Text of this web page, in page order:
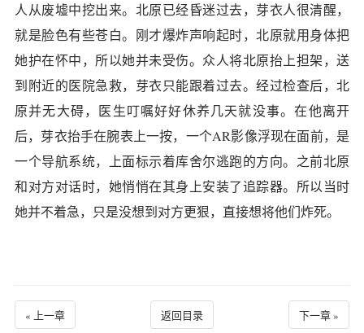
人从废墟中挖出来。北原已经昏迷过去，芽衣人很清醒，
就是脸色有些苍白。刚才爆炸声响起时，北原就用身体把
她护在怀中，所以她并未受伤。众人将北原抬上担架，送
到附近的医院急救，芽衣只能跟着过去。经过检查后，北
原并无大碍，医生叮嘱好好休养几天就没事。在他离开
后，芽衣抬手在腕表上一按，一个AR影像浮现在面前，是
一个导航系统，上面标示着库舍尔逃跑的方向。之前北原
和对方对话时，她悄悄在其身上安装了追踪器。所以当时
她并不着急，只是没想到对方更狠，直接想将他们炸死。
« 上一章 返回目录 下一章 »